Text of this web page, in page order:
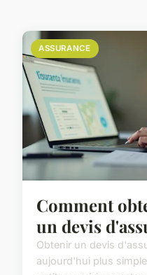
ASSURANCE
Comment
un devis
Obtenir un devis
aujourd'hui plus